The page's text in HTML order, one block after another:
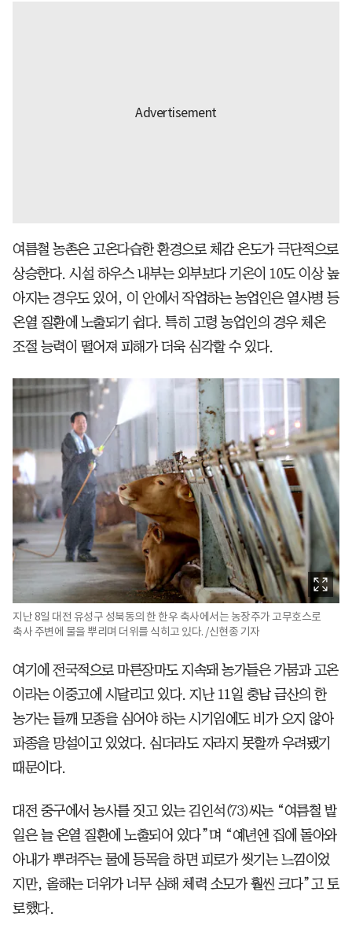
여름철 농촌은 고온다습한 환경으로 체감 온도가 극단적으로
상승한다. 시설 하우스 내부는 외부보다 기온이 10도 이상 높
아지는 경우도 있어, 이 안에서 작업하는 농업인은 열사병 등
온열 질환에 노출되기 쉽다. 특히 고령 농업인의 경우 체온
조절 능력이 떨어져 피해가 더욱 심각할 수 있다.
지난 8일 대전 유성구 성북동의 한 한우 축사에서는 농장주가 고무호스로
축사 주변에 물을 뿌리며 더위를 식히고 있다. /신현종 기자
여기에 전국적으로 마른장마도 지속돼 농가들은 가뭄과 고온
이라는 이중고에 시달리고 있다. 지난 11일 충남 금산의 한
농가는 들깨 모종을 심어야 하는 시기임에도 비가 오지 않아
파종을 망설이고 있었다. 심더라도 자라지 못할까 우려됐기
때문이다.
대전 중구에서 농사를 짓고 있는 김인석(73)씨는 “여름철 밭
일은 늘 온열 질환에 노출되어 있다”며 “예년엔 집에 돌아와
아내가 뿌려주는 물에 등목을 하면 피로가 씻기는 느낌이었
지만, 올해는 더위가 너무 심해 체력 소모가 훨씬 크다”고 토
로했다.